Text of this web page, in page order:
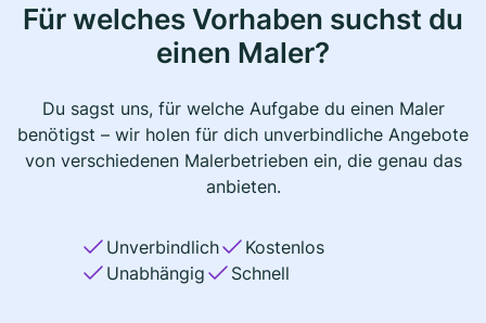
Für welches Vorhaben suchst du
einen Maler?
Du sagst uns, für welche Aufgabe du einen Maler
benötigst – wir holen für dich unverbindliche Angebote
von verschiedenen Malerbetrieben ein, die genau das
anbieten.
Unverbindlich
Kostenlos
Unabhängig
Schnell